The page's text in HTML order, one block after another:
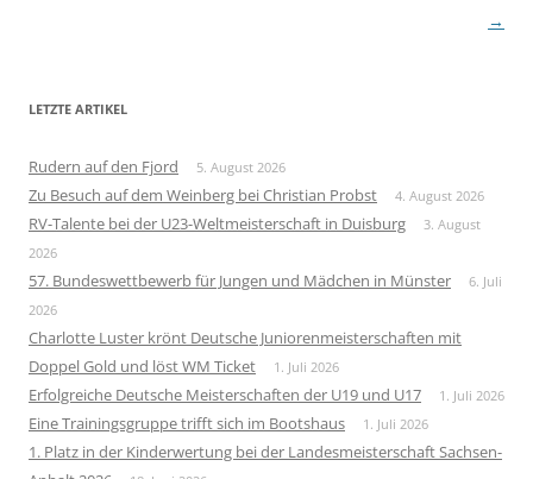
→
LETZTE ARTIKEL
Rudern auf den Fjord 5. August 2026
Zu Besuch auf dem Weinberg bei Christian Probst 4. August 2026
RV-Talente bei der U23-Weltmeisterschaft in Duisburg
3. August
2026
57. Bundeswettbewerb für Jungen und Mädchen in Münster
6. Juli
2026
Charlotte Luster krönt Deutsche Juniorenmeisterschaften mit
Doppel Gold und löst WM Ticket
1. Juli 2026
Erfolgreiche Deutsche Meisterschaften der U19 und U17 1. Juli 2026
Eine Trainingsgruppe trifft sich im Bootshaus 1. Juli 2026
1. Platz in der Kinderwertung bei der Landesmeisterschaft Sachsen-